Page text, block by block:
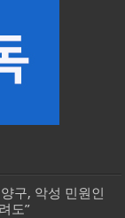
구, 악성 민원인
도”